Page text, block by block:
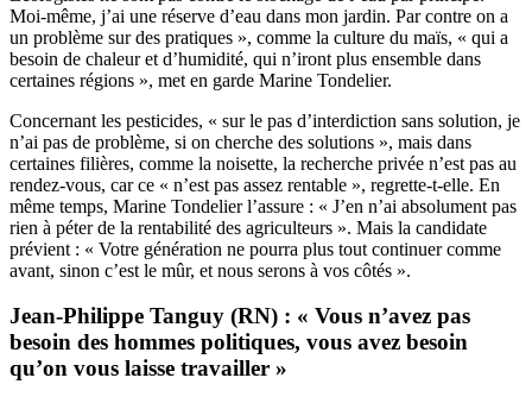
Moi-même, j’ai une réserve d’eau dans mon jardin. Par contre on a
un problème sur des pratiques », comme la culture du maïs, « qui a
besoin de chaleur et d’humidité, qui n’iront plus ensemble dans
certaines régions », met en garde Marine Tondelier.
Concernant les pesticides, « sur le pas d’interdiction sans solution, je
n’ai pas de problème, si on cherche des solutions », mais dans
certaines filières, comme la noisette, la recherche privée n’est pas au
rendez-vous, car ce « n’est pas assez rentable », regrette-t-elle. En
même temps, Marine Tondelier l’assure : « J’en n’ai absolument pas
rien à péter de la rentabilité des agriculteurs ». Mais la candidate
prévient : « Votre génération ne pourra plus tout continuer comme
avant, sinon c’est le mûr, et nous serons à vos côtés ».
Jean-Philippe Tanguy (RN) : « Vous n’avez pas
besoin des hommes politiques, vous avez besoin
qu’on vous laisse travailler »